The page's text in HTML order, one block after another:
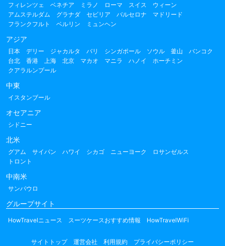
フィレンツェ
ベネチア ミラノ ローマ スイス
ウィーン
アムステルダム
グラナダ セビリア バルセロナ
マドリード
フランクフルト
ベルリン ミュンヘン
アジア
日本 デリー ジャカルタ バリ シンガポール ソウル 釜山
バンコク
台北
香港 上海 北京 マカオ マニラ ハノイ
ホーチミン
クアラルンプール
中東
イスタンブール
オセアニア
シドニー
北米
グアム サイパン ハワイ シカゴ ニューヨーク
ロサンゼルス
トロント
中南米
サンパウロ
グループサイト
HowTravelニュース スーツケースおすすめ情報 HowTravelWiFi
サイトトップ 運営会社 利用規約 プライバシーポリシー